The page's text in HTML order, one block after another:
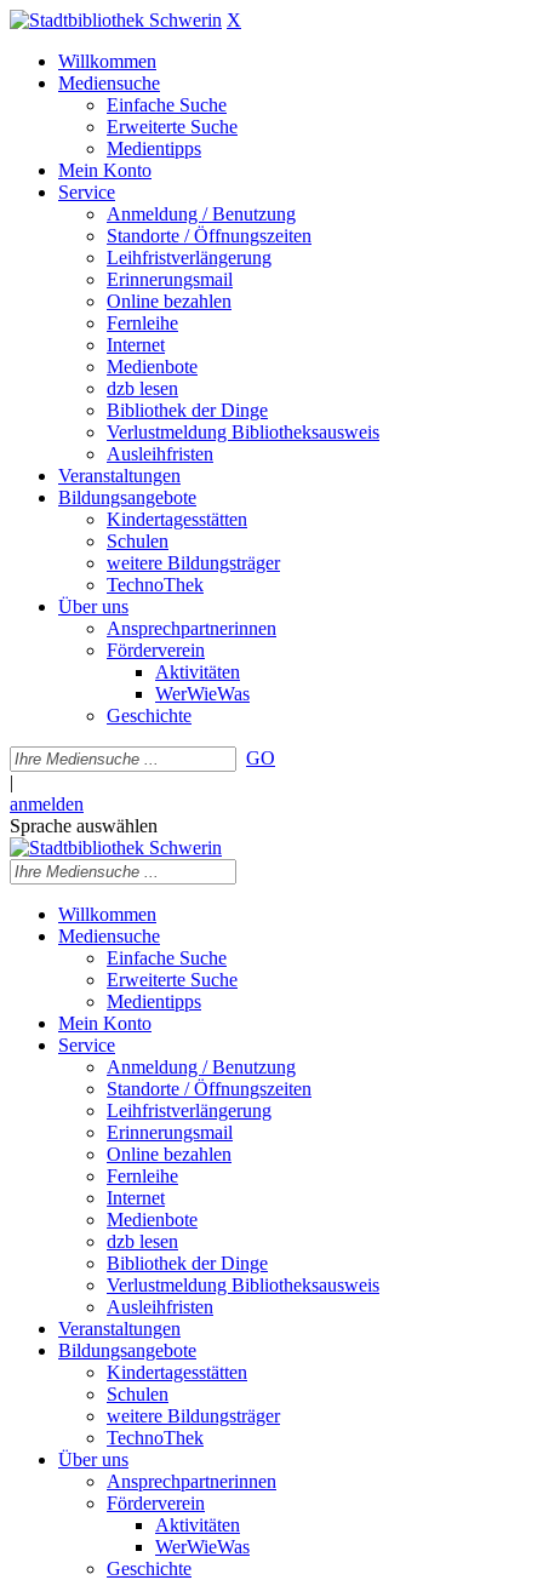
X
Willkommen
Mediensuche
Einfache Suche
Erweiterte Suche
Medientipps
Mein Konto
Service
Anmeldung / Benutzung
Standorte / Öffnungszeiten
Leihfristverlängerung
Erinnerungsmail
Online bezahlen
Fernleihe
Internet
Medienbote
dzb lesen
Bibliothek der Dinge
Verlustmeldung Bibliotheksausweis
Ausleihfristen
Veranstaltungen
Bildungsangebote
Kindertagesstätten
Schulen
weitere Bildungsträger
TechnoThek
Über uns
Ansprechpartnerinnen
Förderverein
Aktivitäten
WerWieWas
Geschichte
GO
|
anmelden
Sprache auswählen
Willkommen
Mediensuche
Einfache Suche
Erweiterte Suche
Medientipps
Mein Konto
Service
Anmeldung / Benutzung
Standorte / Öffnungszeiten
Leihfristverlängerung
Erinnerungsmail
Online bezahlen
Fernleihe
Internet
Medienbote
dzb lesen
Bibliothek der Dinge
Verlustmeldung Bibliotheksausweis
Ausleihfristen
Veranstaltungen
Bildungsangebote
Kindertagesstätten
Schulen
weitere Bildungsträger
TechnoThek
Über uns
Ansprechpartnerinnen
Förderverein
Aktivitäten
WerWieWas
Geschichte